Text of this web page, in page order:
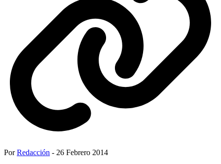
PorRedacción - 26 Febrero 2014